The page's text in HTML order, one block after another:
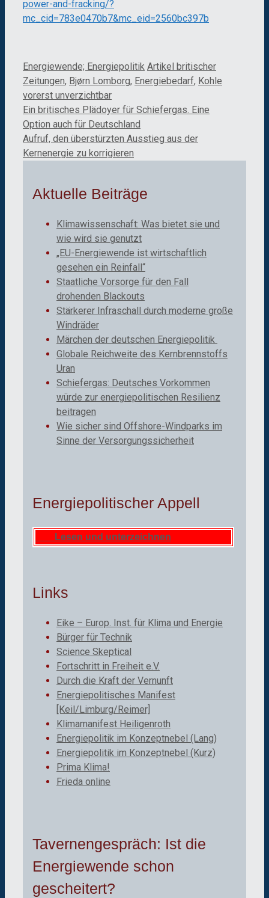
power-and-fracking/?
mc_cid=783e0470b7&mc_eid=2560bc397b
Kategorien
Energiewende; Energiepolitik Schlagwörter
Artikel britischer
Zeitungen, Bjørn Lomborg, Energiebedarf, Kohle
vorerst unverzichtbar
Ein britisches Plädoyer für Schiefergas. Eine
Option auch für Deutschland
Aufruf, den überstürzten Ausstieg aus der
Kernenergie zu korrigieren
Aktuelle Beiträge
Klimawissenschaft: Was bietet sie und
wie wird sie genutzt
„EU-Energiewende ist wirtschaftlich
gesehen ein Reinfall“
Staatliche Vorsorge für den Fall
drohenden Blackouts
Stärkerer Infraschall durch moderne große
Windräder
Märchen der deutschen Energiepolitik
Globale Reichweite des Kernbrennstoffs
Uran
Schiefergas: Deutsches Vorkommen
würde zur energiepolitischen Resilienz
beitragen
Wie sicher sind Offshore-Windparks im
Sinne der Versorgungssicherheit
Energiepolitischer Appell
Lesen und unterzeichnen
Links
Eike – Europ. Inst. für Klima und Energie
Bürger für Technik
Science Skeptical
Fortschritt in Freiheit e.V.
Durch die Kraft der Vernunft
Energiepolitisches Manifest
[Keil/Limburg/Reimer]
Klimamanifest Heiligenroth
Energiepolitik im Konzeptnebel (Lang)
Energiepolitik im Konzeptnebel (Kurz)
Prima Klima!
Frieda online
Tavernengespräch: Ist die
Energiewende schon
gescheitert?